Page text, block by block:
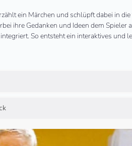
ein Märchen und schlüpft dabei in
ihre Gedanken und Ideen dem Spieler
So entsteht ein interaktives und